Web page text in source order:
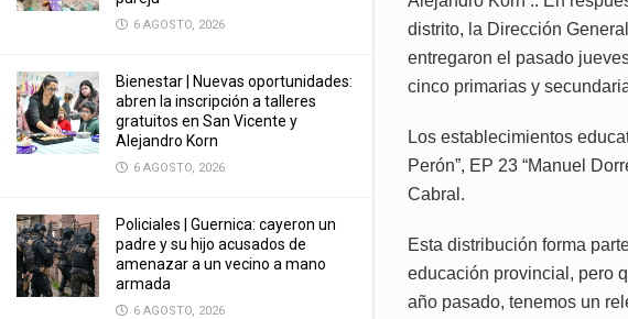
6 AGOSTO, 2026
Bienestar | Nuevas oportunidades:
abren la inscripción a talleres
gratuitos en San Vicente y
Alejandro Korn
6 AGOSTO, 2026
Policiales | Guernica: cayeron un
padre y su hijo acusados de
amenazar a un vecino a mano
armada
6 AGOSTO, 2026
distrito, la Dirección
entregaron el pasado
cinco primarias y
Los establecimientos
Perón”, EP 23 “Manuel
Cabral.
Esta distribución forma
educación provincial, pero
año pasado, tenemos un